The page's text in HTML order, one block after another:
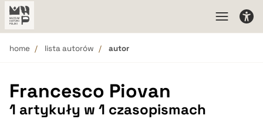
home lista autorów autor
Francesco Piovan
1 artykuły w 1 czasopismach